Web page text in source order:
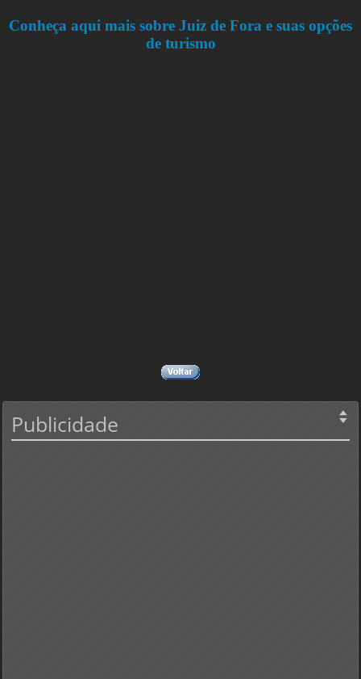
Conheça aqui mais sobre Juiz de Fora e suas opções
de turismo
Publicidade